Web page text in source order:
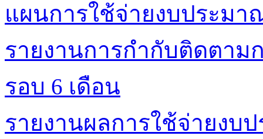
แผนการใช้จ่ายงบประมา
รายงานการกำกับติดตาม
รอบ 6 เดือน
รายงานผลการใช้จ่ายงบ